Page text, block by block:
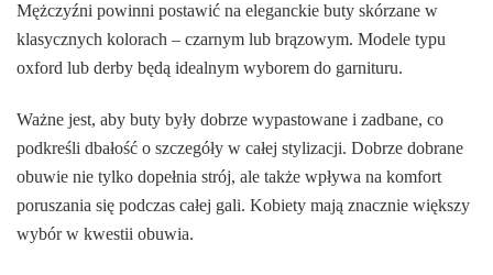
Mężczyźni powinni postawić na eleganckie buty skórzane w
klasycznych kolorach – czarnym lub brązowym. Modele typu
oxford lub derby będą idealnym wyborem do garnituru.
Ważne jest, aby buty były dobrze wypastowane i zadbane, co
podkreśli dbałość o szczegóły w całej stylizacji. Dobrze dobrane
obuwie nie tylko dopełnia strój, ale także wpływa na komfort
poruszania się podczas całej gali. Kobiety mają znacznie większy
wybór w kwestii obuwia.